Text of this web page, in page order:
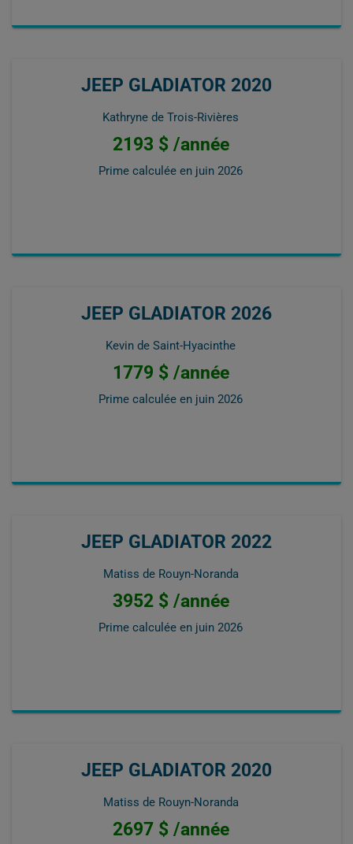
JEEP GLADIATOR 2020
Kathryne de Trois-Rivières
2193 $ /année
Prime calculée en juin 2026
JEEP GLADIATOR 2026
Kevin de Saint-Hyacinthe
1779 $ /année
Prime calculée en juin 2026
JEEP GLADIATOR 2022
Matiss de Rouyn-Noranda
3952 $ /année
Prime calculée en juin 2026
JEEP GLADIATOR 2020
Matiss de Rouyn-Noranda
2697 $ /année